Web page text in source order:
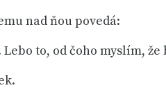
nad ňou povedá:
to, od čoho myslím, že